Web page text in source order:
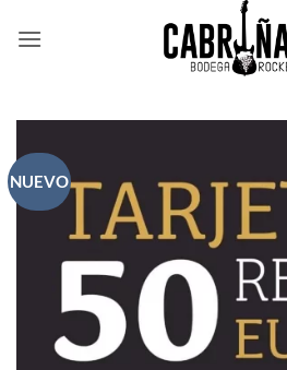
NUEVO